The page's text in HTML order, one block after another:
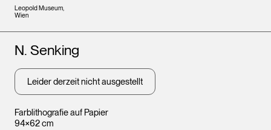
Leopold Museum,
Wien
Farblithografie auf Papier
94×62 cm
Künstler*innen
N. Senking
Leider derzeit nicht ausgestellt